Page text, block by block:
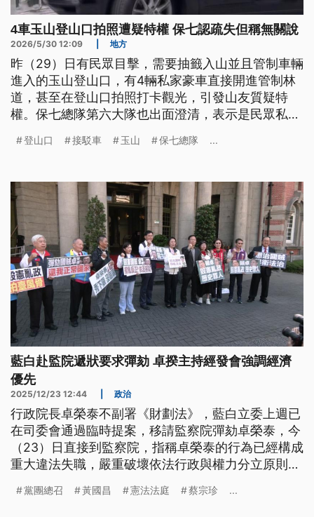
4車玉山登山口拍照遭疑特權 保七認疏失但稱無關說
2026/5/30 12:09 地方
昨（29）日有民眾目擊，需要抽籤入山並且管制車輛
進入的玉山登山口，有4輛私家豪車直接開進管制林
道，甚至在登山口拍照打卡觀光，引發山友質疑特
權。保七總隊第六大隊也出面澄清，表示是民眾私下
發給臨時通行證，強調是個人疏失，絕無高層關說。
而玉管處也將依法開罰。
登山口 接駁車 玉山 保七總隊 ...
藍白赴監院遞狀要求彈劾 卓揆主持經發會強調經濟
優先
2025/12/23 12:44 政治
行政院長卓榮泰不副署《財劃法》，藍白立委上週已
在司委會通過臨時提案，移請監察院彈劾卓榮泰，今
（23）日直接到監察院，指稱卓榮泰的行為已經構成
重大違法失職，嚴重破壞依法行政與權力分立原則，
主持的經發會議，才是真正應該辦的事情。
黨團總召 黃國昌 憲法法庭 蔡宗珍 ...